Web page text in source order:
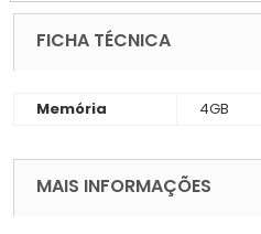
FICHA TÉCNICA
Memória 4GB
MAIS INFORMAÇÕES